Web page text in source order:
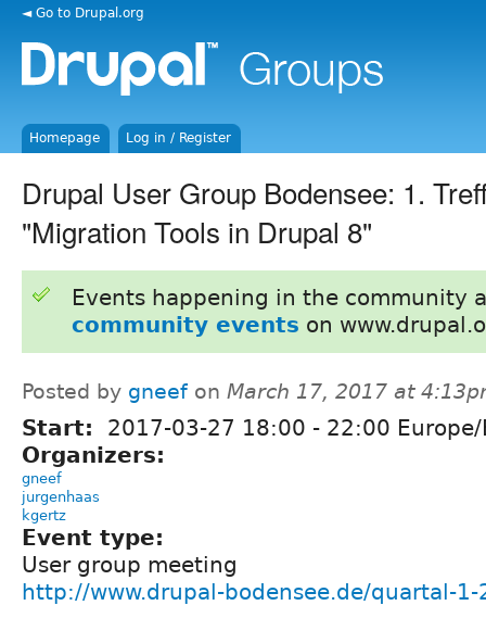
◄ Go to Drupal.org
Homepage Log in / Register
Drupal User Group Bodensee: 1.
"Migration Tools in Drupal 8"
Events happening in the community
community events on
Posted by gneef on March 17, 2017 at
Start: 2017-03-27 18:00 - 22:00
Organizers:
gneef
jurgenhaas
kgertz
Event type:
User group meeting
http://www.drupal-bodensee.de/quartal-1-